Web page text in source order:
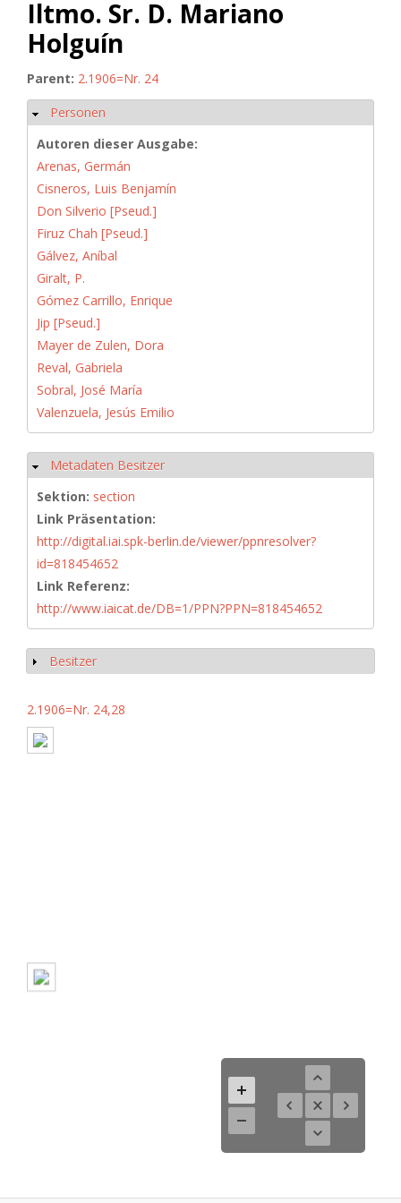
Iltmo. Sr. D. Mariano
Holguín
Parent: 2.1906=Nr. 24
Hide
Personen
Autoren dieser Ausgabe:
Arenas, Germán
Cisneros, Luis Benjamín
Don Silverio [Pseud.]
Firuz Chah [Pseud.]
Gálvez, Aníbal
Giralt, P.
Gómez Carrillo, Enrique
Jip [Pseud.]
Mayer de Zulen, Dora
Reval, Gabriela
Sobral, José María
Valenzuela, Jesús Emilio
Hide
Metadaten Besitzer
Sektion: section
Link Präsentation:
http://digital.iai.spk-berlin.de/viewer/ppnresolver?
id=818454652
Link Referenz:
http://www.iaicat.de/DB=1/PPN?PPN=818454652
Show
Besitzer
2.1906=Nr. 24,28